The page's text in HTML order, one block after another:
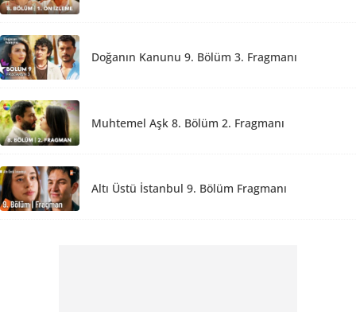
Doğanın Kanunu 9. Bölüm 3. Fragmanı
Muhtemel Aşk 8. Bölüm 2. Fragmanı
Altı Üstü İstanbul 9. Bölüm Fragmanı